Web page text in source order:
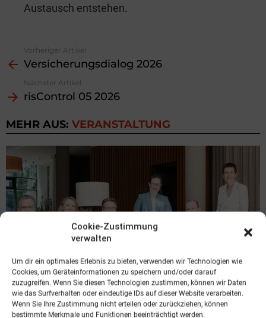
Cookie-Zustimmung
verwalten
Um dir ein optimales Erlebnis zu bieten, verwenden wir Technologien wie
Cookies, um Geräteinformationen zu speichern und/oder darauf
zuzugreifen. Wenn Sie diesen Technologien zustimmen, können wir Daten
wie das Surfverhalten oder eindeutige IDs auf dieser Website verarbeiten.
Wenn Sie Ihre Zustimmung nicht erteilen oder zurückziehen, können
bestimmte Merkmale und Funktionen beeinträchtigt werden.
Austausch entstehen.
more
Vorheriger Artikel
Versicherungsdialog 2026
Nächster Artikel
risControl 05 2026
MEHR AUS: VERANSTALTUNG
VERANSTALTUNG